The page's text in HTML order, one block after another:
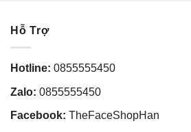
Hỗ Trợ
Hotline: 0855555450
Zalo: 0855555450
Facebook: TheFaceShopHan